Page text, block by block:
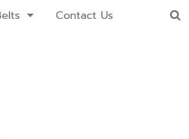
Contact Us